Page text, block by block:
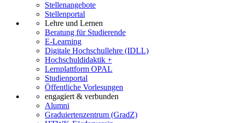
Stellenangebote
Stellenportal
Lehre und Lernen
Beratung für Studierende
E-Learning
Digitale Hochschullehre (IDLL)
Hochschuldidaktik +
Lernplattform OPAL
Studienportal
Öffentliche Vorlesungen
engagiert & verbunden
Alumni
Graduiertenzentrum (GradZ)